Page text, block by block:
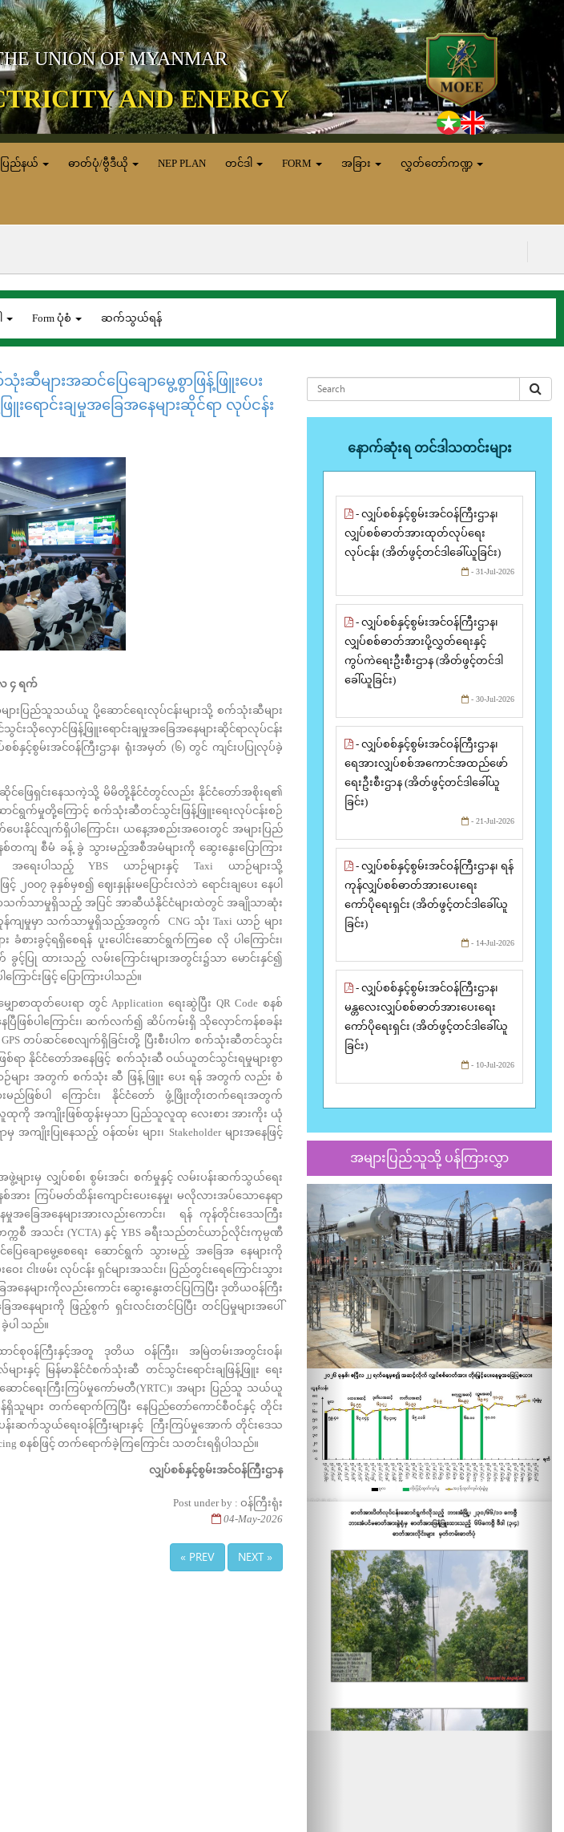
UNION OF MYANMAR
AND ENERGY
ြည်နယ် ဓာတ်ပုံ/ဗွီဒီယို NEP PLAN တင်ဒါ FORM အခြား လွှတ်တော်ကဏ္ဍ
Form ပုံစံ ဆက်သွယ်ရန်
များအဆင်ပြေချောမွေ့စွာဖြန့်ဖြူးပေး
ောင်းချမှုအခြေအနေများဆိုင်ရာ လုပ်ငန်း
လ ၄ ရက်
ားပြည်သူသယ်ယူ ပို့ဆောင်ရေးလုပ်ငန်းများသို့ စက်သုံးဆီများ
သိုလှောင်ဖြန့်ဖြူးရောင်းချမှုအခြေအနေများဆိုင်ရာလုပ်ငန်း
နှင့်စွမ်းအင်ဝန်ကြီးဌာန၊ ရုံးအမှတ် (၆) တွင် ကျင်းပပြုလုပ်ခဲ့
ဖြေရှင်းနေသကဲ့သို့ မိမိတို့နိုင်ငံတွင်လည်း နိုင်ငံတော်အစိုးရ၏
င်ရွက်မှုတို့ကြောင့် စက်သုံးဆီတင်သွင်းဖြန့်ဖြူးရေးလုပ်ငန်းစဉ်
ေးနိုင်လျက်ရှိပါကြောင်း၊ ယနေ့အစည်းအဝေးတွင် အများပြည်
ျ စီမံ ခန့် ခွဲ သွားမည့်အစီအမံများကို ဆွေးနွေးပြောကြား
ရေးပါသည့် YBS ယာဉ်များနှင့် Taxi ယာဉ်များသို့
၀၀၇ ခုနှစ်မှစ၍ ဈေးနှုန်းမပြောင်းလဲဘဲ ရောင်းချပေး နေပါ
စွာသက်သာမှုရှိသည့် အပြင် အာဆီယံနိုင်ငံများထဲတွင် အချိုသာဆုံး
ာဆီကုန်ကျမှုမှာ သက်သာမှုရှိသည့်အတွက် CNG သုံး Taxi ယာဉ် များ
းခွင့်ရရှိစေရန် ပူးပေါင်းဆောင်ရွက်ကြစေ လို ပါကြောင်း၊
ပြု ထားသည့် လမ်းကြောင်းများအတွင်း၌သာ မောင်းနှင်၍
ာင်းဖြင့် ပြောကြားပါသည်။
တ်ပေးရာ တွင် Application ရေးဆွဲပြီး QR Code စနစ်
ေပြီဖြစ်ပါကြောင်း၊ ဆက်လက်၍ ဆိပ်ကမ်းရှိ သိုလှောင်ကန်စခန်း
GPS တပ်ဆင်စေလျက်ရှိခြင်းတို့ ပြီးစီးပါက စက်သုံးဆီတင်သွင်း
ြစ်ရာ နိုင်ငံတော်အနေဖြင့် စက်သုံးဆီ ဝယ်ယူတင်သွင်းရမှုများစွာ
ာဉ်များ အတွက် စက်သုံး ဆီ ဖြန့် ဖြူး ပေး ရန် အတွက် လည်း စံ
မည်ဖြစ်ပါ ကြောင်း၊ နိုင်ငံတော် ဖွံ့ဖြိုးတိုးတက်ရေးအတွက်
ထုကို အကျိုးဖြစ်ထွန်းမှသာ ပြည်သူလူထု လေးစား အားကိုး ယုံ
ြုနေသည့် ဝန်ထမ်း များ၊ Stakeholder များအနေဖြင့်
ျားမှ လျှပ်စစ်၊ စွမ်းအင်၊ စက်မှုနှင့် လမ်းပန်းဆက်သွယ်ရေး
ား ကြပ်မတ်ထိန်းကျောင်းပေးနေမှု၊ မလိုလားအပ်သောနေရာ
မှုအခြေအနေများအားလည်းကောင်း၊ ရန် ကုန်တိုင်းဒေသကြီး
ကစီ အသင်း (YCTA) နှင့် YBS ခရီးသည်တင်ယာဉ်လိုင်းကုမ္ပဏီ
ချောမွေ့စေရေး ဆောင်ရွက် သွားမည့် အခြေအ နေများကို
ငါးဖမ်း လုပ်ငန်း ရှင်များအသင်း၊ ပြည်တွင်းရေကြောင်းသွား
နေများကိုလည်းကောင်း ဆွေးနွေးတင်ပြကြပြီး ဒုတိယဝန်ကြီး
ေများကို ဖြည့်စွက် ရှင်းလင်းတင်ပြပြီး တင်ပြမှုများအပေါ်
ပါ သည်။
စုဝန်ကြီးနှင့်အတူ ဒုတိယ ဝန်ကြီး၊ အမြဲတမ်းအတွင်းဝန်၊
များနှင့် မြန်မာနိုင်ငံစက်သုံးဆီ တင်သွင်းရောင်းချဖြန့်ဖြူး ရေး
င်ရေးကြီးကြပ်မှုကော်မတီ(YRTC)၊ အများ ပြည်သူ သယ်ယူ
များ တက်ရောက်ကြပြီး နေပြည်တော်ကောင်စီဝင်နှင့် တိုင်း
န်းဆက်သွယ်ရေးဝန်ကြီးများနှင့် ကြီးကြပ်မှုအောက် တိုင်းဒေသ
စနစ်ဖြင့် တက်ရောက်ခဲ့ကြကြောင်း သတင်းရရှိပါသည်။
လျှပ်စစ်နှင့်စွမ်းအင်ဝန်ကြီးဌာန
Post under by : ဝန်ကြီးရုံး
04-May-2026
« PREV NEXT »
နောက်ဆုံးရ တင်ဒါသတင်းများ
- လျှပ်စစ်နှင့်စွမ်းအင်ဝန်ကြီးဌာန၊
လျှပ်စစ်ဓာတ်အားထုတ်လုပ်ရေး
လုပ်ငန်း (အိတ်ဖွင့်တင်ဒါခေါ်ယူခြင်း)
- 31-Jul-2026
- လျှပ်စစ်နှင့်စွမ်းအင်ဝန်ကြီးဌာန၊
လျှပ်စစ်ဓာတ်အားပို့လွှတ်ရေးနှင့်
ကွပ်ကဲရေးဦးစီးဌာန (အိတ်ဖွင့်တင်ဒါ
ခေါ်ယူခြင်း)
- 30-Jul-2026
- လျှပ်စစ်နှင့်စွမ်းအင်ဝန်ကြီးဌာန၊
ရေအားလျှပ်စစ်အကောင်အထည်ဖော်
ရေးဦးစီးဌာန (အိတ်ဖွင့်တင်ဒါခေါ်ယူ
ခြင်း)
- 21-Jul-2026
- လျှပ်စစ်နှင့်စွမ်းအင်ဝန်ကြီးဌာန၊ ရန်
ကုန်လျှပ်စစ်ဓာတ်အားပေးရေး
ကော်ပိုရေးရှင်း (အိတ်ဖွင့်တင်ဒါခေါ်ယူ
ခြင်း)
- 14-Jul-2026
- လျှပ်စစ်နှင့်စွမ်းအင်ဝန်ကြီးဌာန၊
မန္တလေးလျှပ်စစ်ဓာတ်အားပေးရေး
ကော်ပိုရေးရှင်း (အိတ်ဖွင့်တင်ဒါခေါ်ယူ
ခြင်း)
- 10-Jul-2026
အများပြည်သူသို့ ပန်ကြားလွှာ
Previous Next